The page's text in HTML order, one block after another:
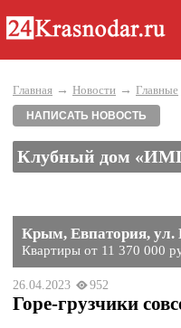
Главная → Новости → Главные
НАПИСАТЬ НОВОСТЬ
Клубный дом
Крым, Евпатория, ул.
Квартиры от 11 370 000
26.04.2023 952
Горе-грузчики